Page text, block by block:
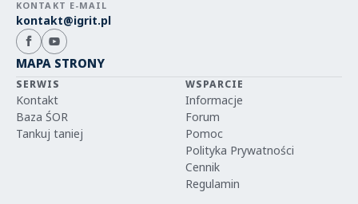
KONTAKT E-MAIL
kontakt@igrit.pl
MAPA STRONY
SERWIS
Kontakt
Baza ŚOR
Tankuj taniej
WSPARCIE
Informacje
Forum
Pomoc
Polityka Prywatności
Cennik
Regulamin